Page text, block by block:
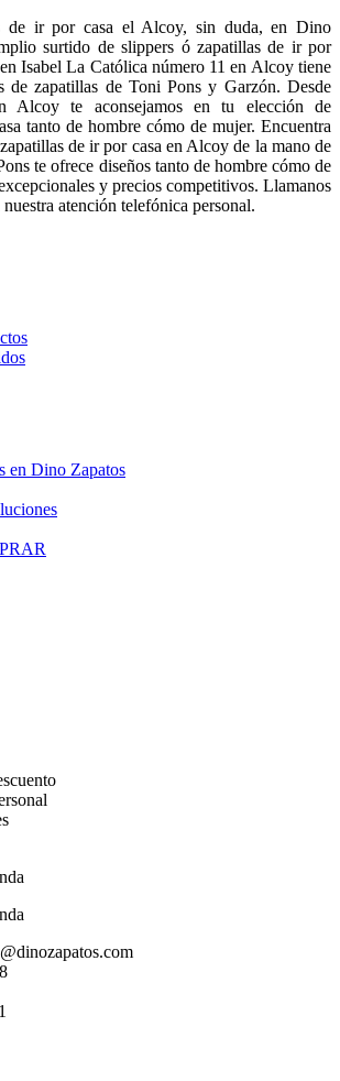
de ir por casa el Alcoy, sin duda, en Dino
surtido de slippers ó zapatillas de ir por
Isabel La Católica número 11 en Alcoy tiene
de zapatillas de Toni Pons y Garzón. Desde
Alcoy te aconsejamos en tu elección de
tanto de hombre cómo de mujer. Encuentra
de ir por casa en Alcoy de la mano de
te ofrece diseños tanto de hombre cómo de
y precios competitivos. Llamanos
atención telefónica personal.
en Dino Zapatos